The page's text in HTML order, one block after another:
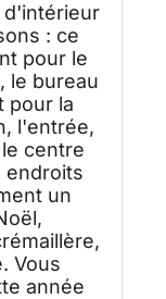
d'intérieur
: ce
pour le
le bureau
pour la
l'entrée,
centre
endroits
un
Vous
année